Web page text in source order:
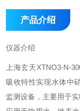
产品介绍
仪器介绍
上海玄天XTNO3-N-
吸收特性实现水体中
监测设备，主要用于